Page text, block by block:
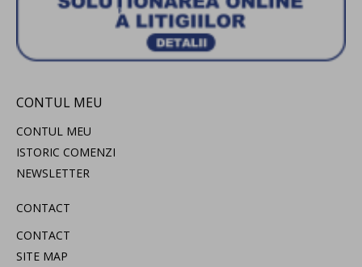
CONTUL MEU
CONTUL MEU
ISTORIC COMENZI
NEWSLETTER
CONTACT
CONTACT
SITE MAP